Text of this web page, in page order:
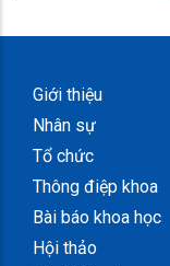
Giới thiệu
Nhân sự
Tổ chức
Thông điệp khoa
Bài báo khoa học
Hội thảo